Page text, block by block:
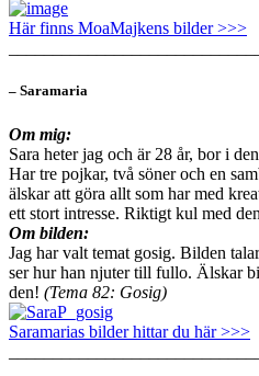
Här finns MoaMajkens bilder >>>
– Saramaria
Om mig:
Sara heter jag och är 28 år, bor i
Har tre pojkar, två söner och en
älskar att göra allt som har med
ett stort intresse. Riktigt kul med
Om bilden:
Jag har valt temat gosig. Bilden
ser hur han njuter till fullo. Älskar
den! (Tema 82: Gosig)
Saramarias bilder hittar du här >>>